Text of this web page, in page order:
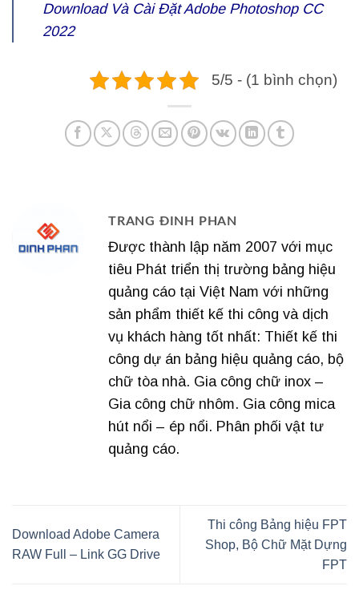
Download Và Cài Đặt Adobe Photoshop CC
2022
5/5 - (1 bình chọn)
TRANG ĐINH PHAN
Được thành lập năm 2007 với mục
tiêu Phát triển thị trường bảng hiệu
quảng cáo tại Việt Nam với những
sản phẩm thiết kế thi công và dịch
vụ khách hàng tốt nhất: Thiết kế thi
công dự án bảng hiệu quảng cáo, bộ
chữ tòa nhà. Gia công chữ inox –
Gia công chữ nhôm. Gia công mica
hút nổi – ép nổi. Phân phối vật tư
quảng cáo.
Download Adobe Camera
RAW Full – Link GG Drive
Thi công Bảng hiệu FPT
Shop, Bộ Chữ Mặt Dựng
FPT